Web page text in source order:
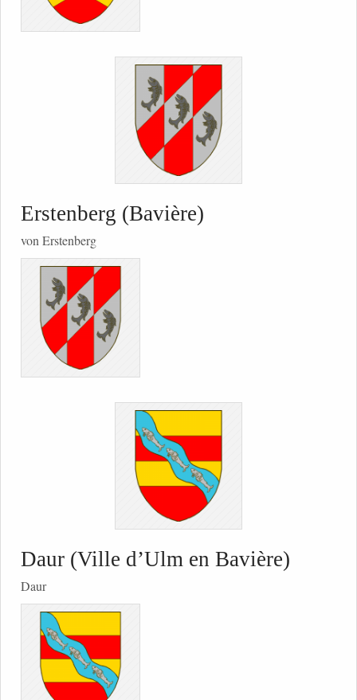
Erstenberg (Bavière)
von Erstenberg
Daur (Ville d’Ulm en Bavière)
Daur